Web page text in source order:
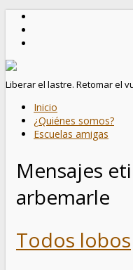
Liberar el lastre. Retomar el
Inicio
¿Quiénes somos?
Escuelas amigas
Mensajes
arbemarle
Todos lobos